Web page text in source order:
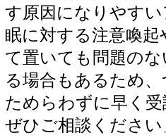
す原因になりやす
眠に対する注意喚
て置いても問題の
る場合もあるため
ためらわずに早く
ぜひご相談くださ